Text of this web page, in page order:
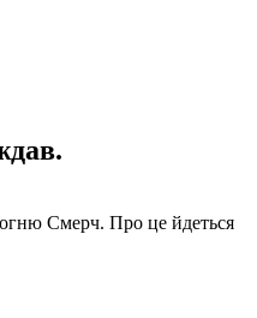
Смерч. Про це йдеться